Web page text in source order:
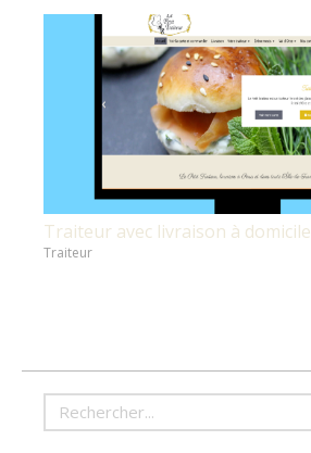
Traiteur avec livraison à domicile
Traiteur
Rechercher